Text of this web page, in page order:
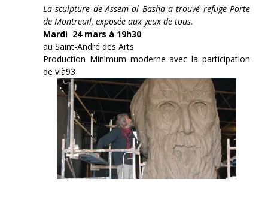
La sculpture de Assem al Basha a trouvé refuge Porte
de Montreuil, exposée aux yeux de tous.
Mardi 24 mars à 19h30
au Saint-André des Arts
Production Minimum moderne avec la participation
de vià93